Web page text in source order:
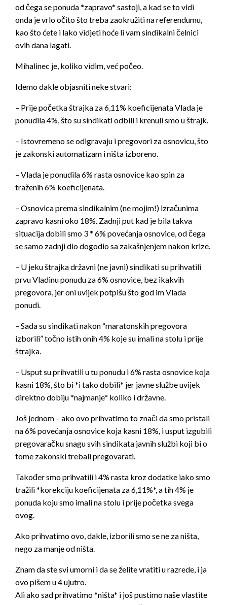
od čega se ponuda *zapravo* sastoji, a kad se to vidi
onda je vrlo očito što treba zaokružiti na referendumu,
kao što ćete i lako vidjeti hoće li vam sindikalni čelnici
ovih dana lagati.
Mihalinec je, koliko vidim, već počeo.
Idemo dakle objasniti neke stvari:
– Prije početka štrajka za 6,11% koeficijenata Vlada je
ponudila 4%, što su sindikati odbili i krenuli smo u štrajk.
– Istovremeno se odigravaju i pregovori za osnovicu, što
je zakonski automatizam i ništa izboreno.
– Vlada je ponudila 6% rasta osnovice kao spin za
traženih 6% koeficijenata.
– Osnovica prema sindikalnim (ne mojim!) izračunima
zapravo kasni oko 18%. Zadnji put kad je bila takva
situacija dobili smo 3 * 6% povećanja osnovice, od čega
se samo zadnji dio dogodio sa zakašnjenjem nakon krize.
– U jeku štrajka državni (ne javni) sindikati su prihvatili
prvu Vladinu ponudu za 6% osnovice, bez ikakvih
pregovora, jer oni uvijek potpišu što god im Vlada
ponudi.
– Sada su sindikati nakon “maratonskih pregovora
izborili” točno istih onih 4% koje su imali na stolu i prije
štrajka.
– Usput su prihvatili u tu ponudu i 6% rasta osnovice koja
kasni 18%, što bi *i tako dobili* jer javne službe uvijek
direktno dobiju *najmanje* koliko i državne.
Još jednom – ako ovo prihvatimo to znači da smo pristali
na 6% povećanja osnovice koja kasni 18%, i usput izgubili
pregovaračku snagu svih sindikata javnih službi koji bi o
tome zakonski trebali pregovarati.
Također smo prihvatili i 4% rasta kroz dodatke iako smo
tražili *korekciju koeficijenata za 6,11%*, a tih 4% je
ponuda koju smo imali na stolu i prije početka svega
ovog.
Ako prihvatimo ovo, dakle, izborili smo se ne za ništa,
nego za manje od ništa.
Znam da ste svi umorni i da se želite vratiti u razrede, i ja
ovo pišem u 4 ujutro.
Ali ako sad prihvatimo *ništa* i još pustimo naše vlastite